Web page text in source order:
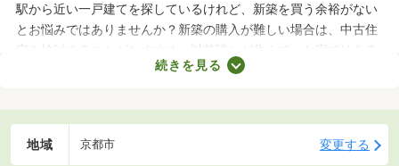
駅から近い一戸建てを探しているけれど、新築を買う余裕がない
とお悩みではありませんか？新築の購入が難しい場合は、中古住
宅を検討することがおすすめ。以前誰かが住んでいた家ではある
ものの、費用を大幅に抑えられるメリットがあります。ここで
続きを見る
地域 京都市 変更する